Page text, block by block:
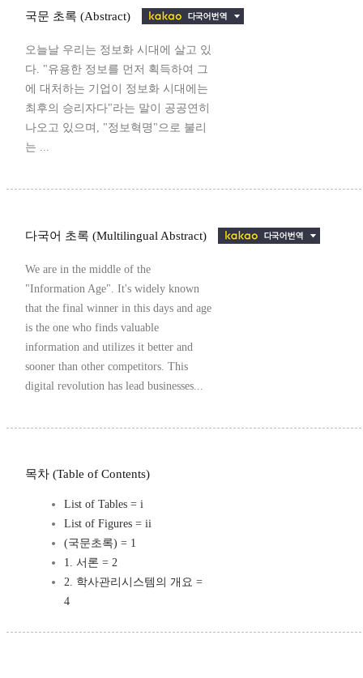
국문 초록 (Abstract)
오늘날 우리는 정보화 시대에 살고 있
다. "유용한 정보를 먼저 획득하여 그
에 대처하는 기업이 정보화 시대에는
최후의 승리자다"라는 말이 공공연히
나오고 있으며, "정보혁명"으로 불리
는 ...
다국어 초록 (Multilingual Abstract)
We are in the middle of the
"Information Age". It's widely known
that the final winner in this days and age
is the one who finds valuable
information and utilizes it better and
sooner than other competitors. This
digital revolution has lead businesses...
목차 (Table of Contents)
List of Tables = i
List of Figures = ii
(국문초록) = 1
1. 서론 = 2
2. 학사관리시스템의 개요 =
4